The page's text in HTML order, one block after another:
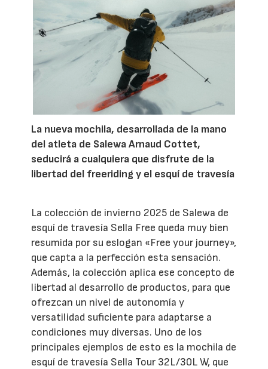
La nueva mochila, desarrollada de la mano
del atleta de Salewa Arnaud Cottet,
seducirá a cualquiera que disfrute de la
libertad del freeriding y el esquí de travesía
La colección de invierno 2025 de Salewa de
esquí de travesía Sella Free queda muy bien
resumida por su eslogan «Free your journey»,
que capta a la perfección esta sensación.
Además, la colección aplica ese concepto de
libertad al desarrollo de productos, para que
ofrezcan un nivel de autonomía y
versatilidad suficiente para adaptarse a
condiciones muy diversas. Uno de los
principales ejemplos de esto es la mochila de
esquí de travesía Sella Tour 32L/30L W, que